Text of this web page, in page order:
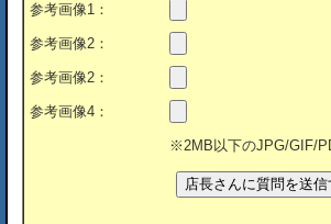
参考画像1：
参考画像2：
参考画像2：
参考画像4：
※2MB以下のJPG/GIF/